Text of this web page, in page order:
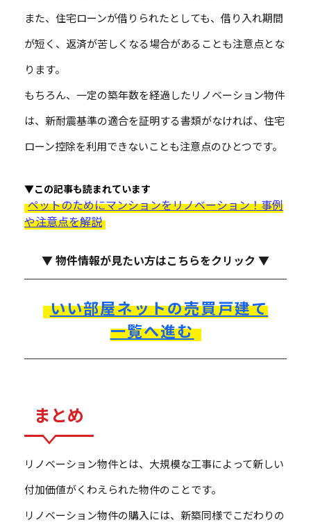
また、住宅ローンが借りられたとしても、借り入れ期間
が短く、返済が苦しくなる場合があることも注意点とな
ります。
もちろん、一定の築年数を経過したリノベーション物件
は、新耐震基準の適合を証明する書類がなければ、住宅
ローン控除を利用できないことも注意点のひとつです。
▼この記事も読まれています
ペットのためにマンションをリノベーション！事例
や注意点を解説
▼ 物件情報が見たい方はこちらをクリック ▼
いい部屋ネットの売買戸建て
一覧へ進む
まとめ
リノベーション物件とは、大規模な工事によって新しい
付加価値がくわえられた物件のことです。
リノベーション物件の購入には、新築同様でこだわりの